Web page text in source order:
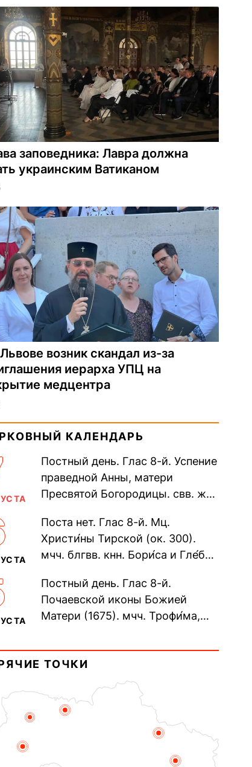
заповедника: Лавра должна
украинским Ватиканом
возник скандал из-за
иерарха УПЦ на
медцентра
КАЛЕНДАРЬ
Постный день. Глас 8-й. Успение
праведной Анны, матери
Пресвятой Богородицы. свв. жен
прп. Евпракси́и девы,...
Поста нет. Глас 8-й. Мц.
Христи́ны Тирской (ок. 300).
мчч. блгвв. кнн. Бори́са и Гле́ба,
Дави́да (1015). Прп....
Постный день. Глас 8-й.
Почаевской иконы Божией
Матери (1675). мчч. Трофи́ма,
мучеников (284–305). прав.
воина Фео́дора...
ТОЧКИ